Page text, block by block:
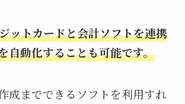
ットカードと会計ソフトを連携
自動化することも可能です。
成までできるソフトを利用すれ